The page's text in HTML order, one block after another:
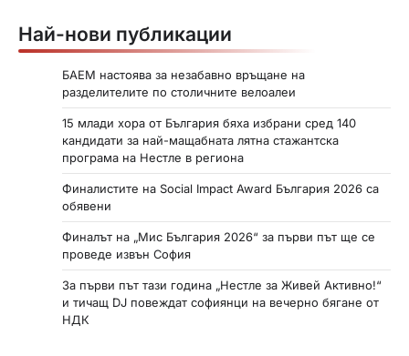
Най-нови публикации
БАЕМ настоява за незабавно връщане на
разделителите по столичните велоалеи
15 млади хора от България бяха избрани сред 140
кандидати за най-мащабната лятна стажантска
програма на Нестле в региона
Финалистите на Social Impact Award България 2026 са
обявени
Финалът на „Мис България 2026“ за първи път ще се
проведе извън София
За първи път тази година „Нестле за Живей Активно!“
и тичащ DJ повеждат софиянци на вечерно бягане от
НДК